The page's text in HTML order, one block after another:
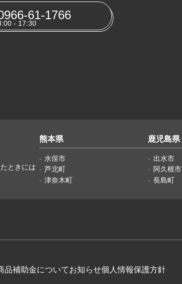
61-1766
- 17:30
ときには
熊本県
水俣市
芦北町
津奈木町
鹿児島県
出水市
阿久根市
長島町
品補助金についてお知らせ個人情報保護方針